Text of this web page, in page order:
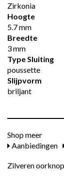
Zirkonia
Hoogte
5.7 mm
Breedte
3 mm
Type Sluiting
poussette
Slijpvorm
briljant
Shop meer
Aanbiedingen
Zilveren